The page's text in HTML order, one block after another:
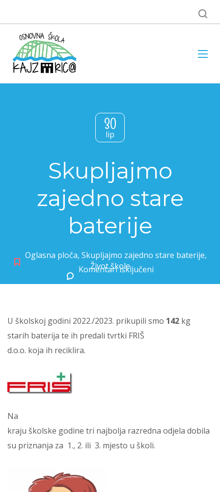
30
lip
Skupljajmo
zajedno stare
baterije
Oglasna ploča, Skupljajmo zajedno stare baterije,
Život škole
Komentari isključeni
U školskoj godini 2022./2023. prikupili smo 142 kg
starih baterija te ih predali tvrtki FRIŠ
d.o.o. koja ih reciklira.
Na
kraju školske godine tri najbolja razredna odjela dobila
su priznanja za 1., 2. ili 3. mjesto u školi.